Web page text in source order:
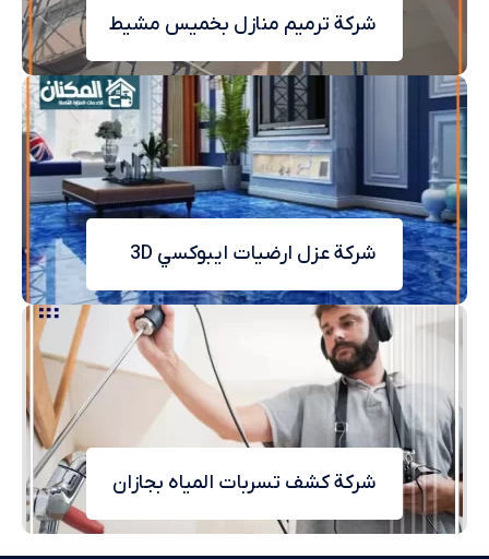
شركة ترميم منازل بخميس مشيط
شركة عزل ارضيات ايبوكسي 3D
شركة كشف تسربات المياه بجازان